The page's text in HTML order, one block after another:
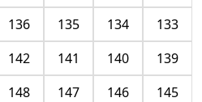
133
134
135
136
139
140
141
142
145
146
147
148